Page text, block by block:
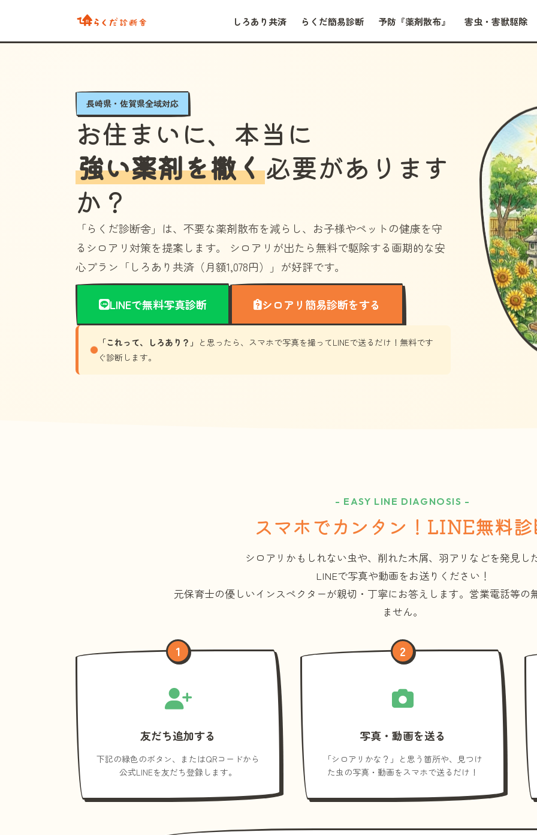
しろあり共済 らくだ簡易診断 予防『薬剤散布』 害虫・害獣駆除
長崎県・佐賀県全域対応
お住まいに、本当に
強い薬剤を撒く必要があります
か？
「らくだ診断舎」 は、不要な薬剤散布を減らし、お子様やペットの健康を守
るシロアリ対策を提案します。 シロアリが出たら無料で駆除する画期的な安
心プラン 「しろあり共済（月額1,078円）」 が好評です。
LINEで無料写真診断 シロアリ簡易診断をする
「これって、しろあり？」 と思ったら、スマホで写真を撮ってLINEで送るだけ！無料です
ぐ診断します。
- EASY LINE DIAGNOSIS -
スマホでカンタン！LINE無料
シロアリかもしれない虫や、削れた木屑、羽アリなどを発見し
LINEで写真や動画をお送りください！
元保育士の優しいインスペクターが親切・丁寧にお答えします。 営業電話等の
ません。
1
友だち追加する
下記の緑色のボタン、またはQRコードから
公式LINEを友だち登録します。
2
写真・動画を送る
「シロアリかな？」と思う箇所や、見つけ
た虫の写真・動画をスマホで送るだけ！